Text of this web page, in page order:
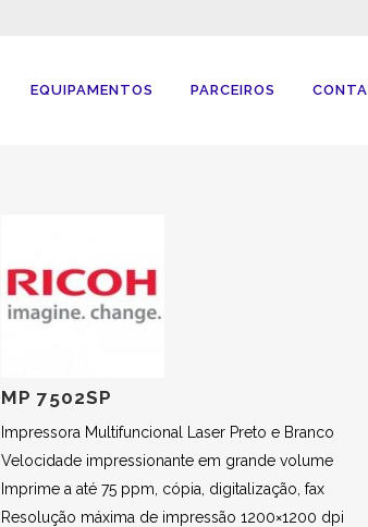
EQUIPAMENTOS PARCEIROS
MP 7502SP
Impressora Multifuncional Laser Preto e Branco
Velocidade impressionante em grande volume
Imprime a até 75 ppm, cópia, digitalização, fax
Resolução máxima de impressão 1200×1200 dpi